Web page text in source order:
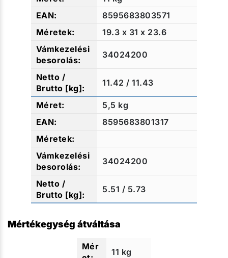
8595683803571
19.3 x 31 x 23.6
34024200
11.42 / 11.43
5,5 kg
8595683801317
34024200
5.51 / 5.73
Mértékegység átváltása
11 kg